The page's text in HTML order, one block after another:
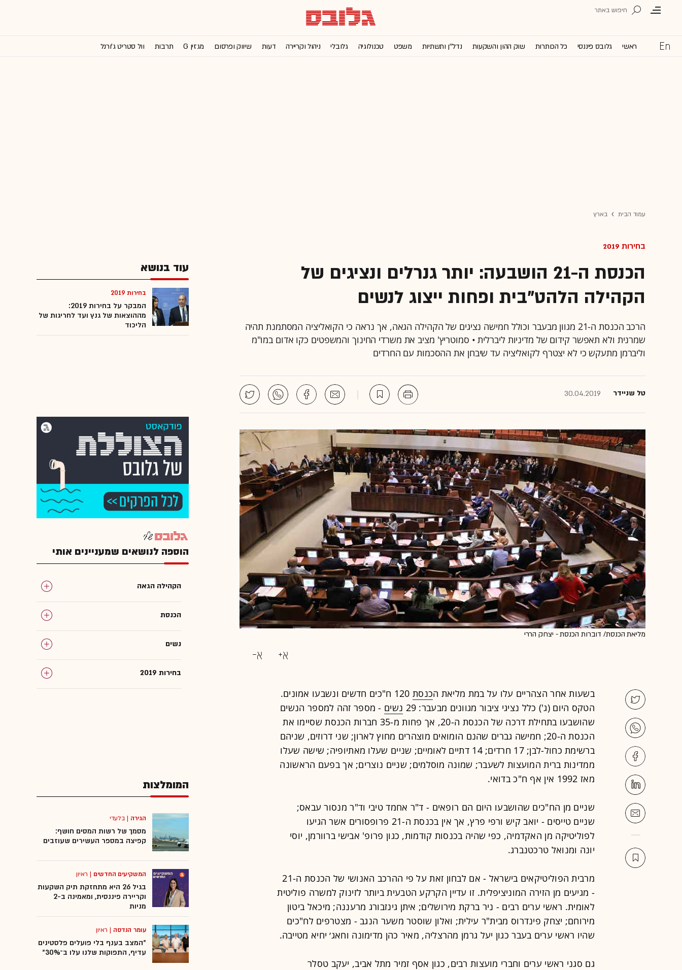
ראשי גלובס פיננסי כל הכותרות שוק ההון והשקעות נדל''ן ותשתיות משפט טכנולוגיה גלובלי ניהול וקריירה דעות שיווק ופרסום מגזין G תרבות וול סטריט ג'ורנל
עמוד הבית בארץ
בחירות 2019
הכנסת ה-21 הושבעה: יותר גנרלים ונציגים של
הקהילה הלהט"בית ופחות ייצוג לנשים
הרכב הכנסת ה-21 מגוון מבעבר וכולל חמישה נציגים של הקהילה הגאה, אך נראה כי הקואליציה המסתמנת תהיה
שמרנית ולא תאפשר קידום של מדיניות ליברלית • סמוטריץ' מציב את משרדי החינוך והמשפטים כקו אדום במו"מ
וליברמן מתעקש כי לא יצטרף לקואליציה עד שיבחן את ההסכמות עם החרדים
טל שניידר 30.04.2019
מליאת הכנסת/ דוברות הכנסת - יצחק הררי
בשעות אחר הצהריים עלו על במת מליאת הכנסת
120 ח"כים חדשים ונשבעו אמונים.
הטקס היום (ג') כלל נציגי ציבור מגוונים מבעבר: 29
נשים - מספר זהה למספר הנשים
שהושבעו בתחילת דרכה של הכנסת ה-20, אך פחות מ-35 חברות הכנסת שסיימו את
הכנסת ה-20; חמישה גברים שהנם הומואים מוצהרים מחוץ לארון; שני דרוזים, שניהם
ברשימת כחול-לבן; 17 חרדים; 14 דתיים לאומיים; שניים שעלו מאתיופיה; שישה שעלו
ממדינות ברית המועצות לשעבר; שמונה מוסלמים; שניים נוצרים; אך בפעם הראשונה
מאז 1992 אין אף ח"כ בדואי.
שניים מן הח"כים שהושבעו היום הם רופאים - ד"ר אחמד טיבי וד"ר מנסור עבאס;
שניים טייסים - יואב קיש ורפי פרץ, אך אין בכנסת ה-21 פרופסורים אשר הגיעו
לפוליטיקה מן האקדמיה, כפי שהיה בכנסות קודמות, כגון פרופ' אבישי ברוורמן, יוסי
יונה ומנואל טרכטנברג.
מרבית הפוליטיקאים בישראל - אם לבחון זאת על פי ההרכב האנושי של הכנסת ה-21
- מגיעים מן הזירה המוניציפלית. זו עדיין הקרקע הטבעית ביותר לזינוק למשרה פוליטית
לאומית. ראשי ערים רבים - ניר ברקת מירושלים; איתן גינזבורג מרעננה; מיכאל ביטון
מירוחם; יצחק פינדרוס מבית"ר עילית; ואלון שוסטר משער הנגב - מצטרפים לח"כים
שהיו ראשי ערים בעבר כגון יעל גרמן מהרצליה, מאיר כהן מדימונה וחאג׳ יחיא מטייבה.
גם סגני ראשי ערים וחברי מועצות רבים, כגון אסף זמיר מתל אביב, יעקב טסלר
עוד בנושא
בחירות 2019
המבקר על בחירות 2019:
מההוצאות של גנץ ועד לחריגות של
הליכוד
הוספה לנושאים שמעניינים אותי
הקהילה הגאה
הכנסת
נשים
בחירות 2019
המומלצות
הגירה |בלעדי
מסמך של רשות המסים חושף:
קפיצה במספר העשירים שעוזבים
המשקיעים החדשים | ראיון
בגיל 26 היא מתחזקת תיק השקעות
וקריירה פיננסית, ומאמינה ב-2
מניות
עומר הנדסה | ראיון
"המצב בענף בלי פועלים פלסטינים
עדיף, התפוקות שלנו עלו ב־30%"